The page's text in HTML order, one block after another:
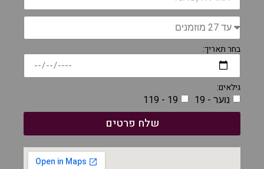
בחר תאריך:
גילאים:
נוער - 19 19 - 119
שלח פרטים